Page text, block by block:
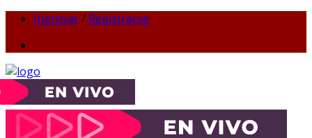
Ingresar/ Registrarse